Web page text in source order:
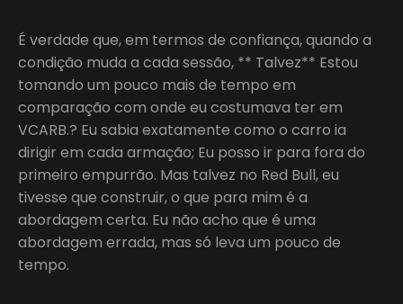
É verdade que, em termos de confiança, quando a
condição muda a cada sessão, ** Talvez** Estou
tomando um pouco mais de tempo em
comparação com onde eu costumava ter em
VCARB.? Eu sabia exatamente como o carro ia
dirigir em cada armação; Eu posso ir para fora do
primeiro empurrão. Mas talvez no Red Bull, eu
tivesse que construir, o que para mim é a
abordagem certa. Eu não acho que é uma
abordagem errada, mas só leva um pouco de
tempo.